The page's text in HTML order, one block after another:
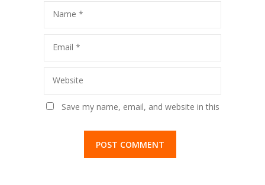
Name *
Email *
Website
Save my name, email, and website in this